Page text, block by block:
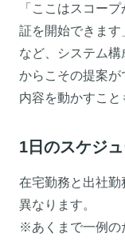
「ここはスコー
証を開始できます
など、システム
からこその提案
内容を動かすこと
1日のスケジ
在宅勤務と出社勤
異なります。
※あくまで一例の